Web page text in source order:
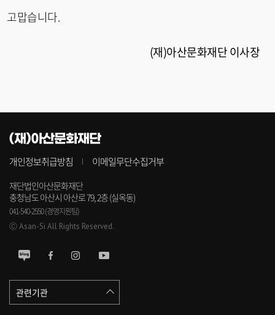
고맙습니다.
(재)아산문화재단 이사장
(재)아산문화재단
개인정보취급방침 이메일무단수집거부
재단법인아산문화재단
충청남도 아산시 아산로 79, 2층 (실옥동)
041-540-2550 (경영지원팀)
Ⓒ Asan-Si All Rights Reserved.
관련기관